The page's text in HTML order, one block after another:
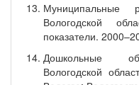
Муниципальные
Вологодской
показатели.
Дошкольные
Вологодской